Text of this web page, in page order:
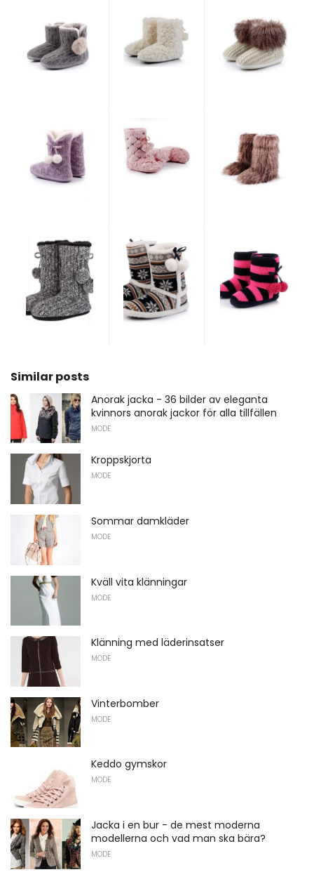
Similar posts
Anorak jacka - 36 bilder av eleganta
kvinnors anorak jackor för alla tillfällen
MODE
Kroppskjorta
MODE
Sommar damkläder
MODE
Kväll vita klänningar
MODE
Klänning med läderinsatser
MODE
Vinterbomber
MODE
Keddo gymskor
MODE
Jacka i en bur - de mest moderna
modellerna och vad man ska bära?
MODE